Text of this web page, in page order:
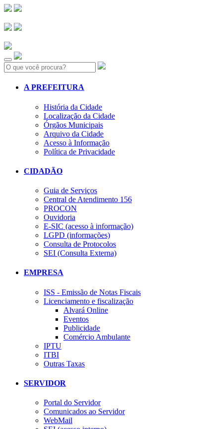
Search:
A PREFEITURA
História da Cidade
Localização da Cidade
Órgãos Municipais
Arquivo da Cidade
Acesso à Informação
Política de Privacidade
CIDADÃO
Guia de Serviços
Central de Atendimento 156
PROCON
Ouvidoria
E-SIC (acesso à informação)
LGPD (informações)
Consulta de Protocolos
SEI (Consulta Externa)
EMPRESA
ISS - Emissão de Notas Fiscais
Licenciamento e fiscalização
Alvará Online
Eventos
Publicidade
Comércio Ambulante
IPTU
ITBI
Outras Taxas
SERVIDOR
Portal do Servidor
Comunicados ao Servidor
WebMail